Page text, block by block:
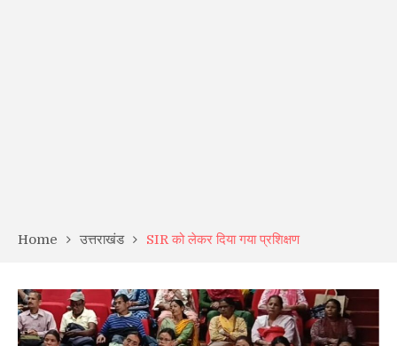
Home उत्तराखंड SIR को लेकर दिया गया प्रशिक्षण